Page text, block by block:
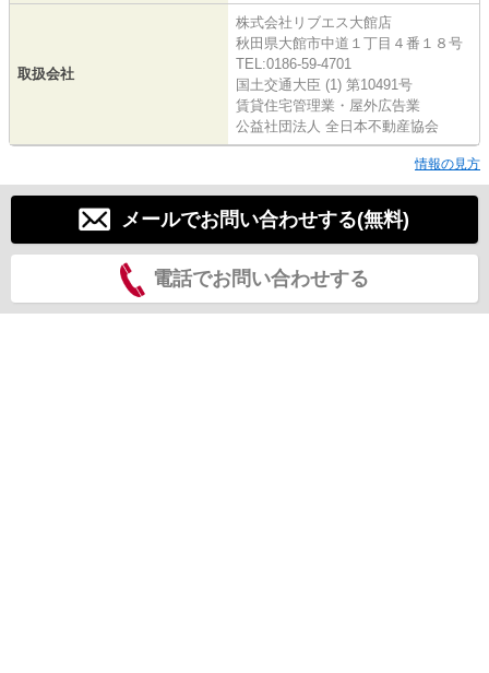
取扱会社
株式会社リブエス大館店
秋田県大館市中道１丁目４番１８号
TEL:0186-59-4701
国土交通大臣 (1) 第10491号
賃貸住宅管理業・屋外広告業
公益社団法人 全日本不動産協会
情報の見方
メールでお問い合わせする(無料)
電話でお問い合わせする